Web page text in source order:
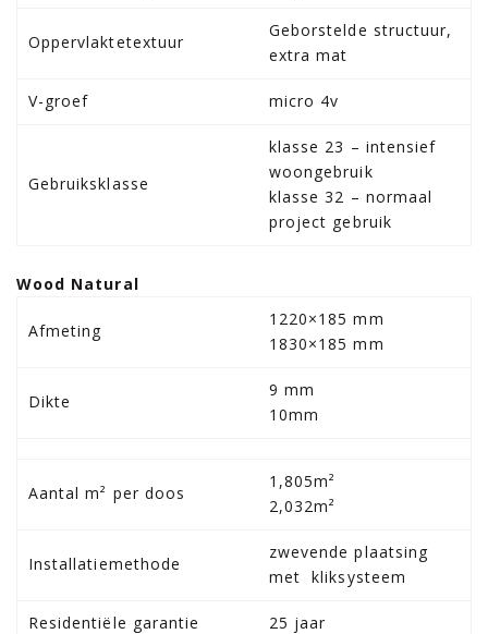
Oppervlaktetextuur
Geborstelde structuur,
extra mat
V-groef micro 4v
Gebruiksklasse
klasse 23 – intensief
woongebruik
klasse 32 – normaal
project gebruik
Wood Natural
Afmeting
1220×185 mm
1830×185 mm
Dikte
9 mm
10mm
Aantal m² per doos
1,805m²
2,032m²
Installatiemethode
zwevende plaatsing
met kliksysteem
Residentiële garantie 25 jaar